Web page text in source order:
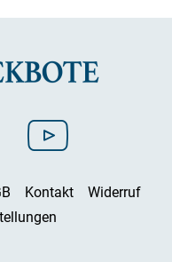
Kontakt
Widerruf